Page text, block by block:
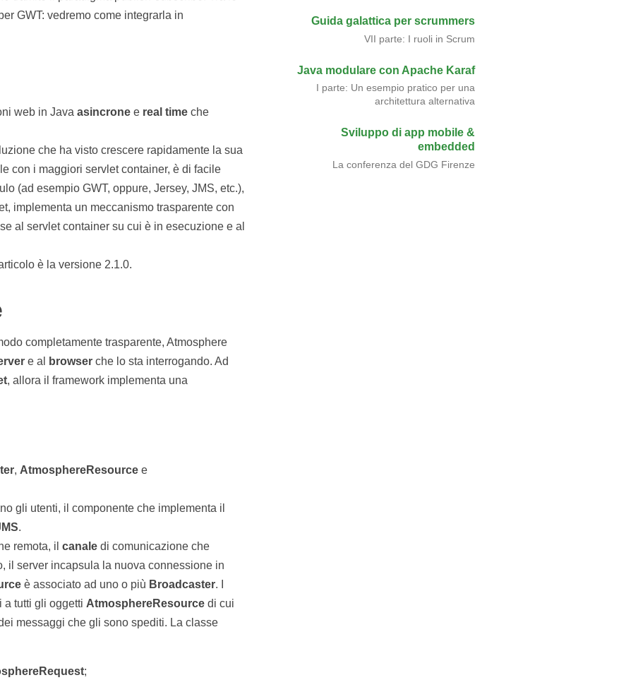
GWT: vedremo come integrarla in
web in Java asincrone e real time che
che ha visto crescere rapidamente la sua
con i maggiori servlet container, è di facile
(ad esempio GWT, oppure, Jersey, JMS, etc.),
implementa un meccanismo trasparente con
al servlet container su cui è in esecuzione e al
è la versione 2.1.0.
completamente trasparente, Atmosphere
e al browser che lo sta interrogando. Ad
, allora il framework implementa una
, AtmosphereResource e
gli utenti, il componente che implementa il
.
remota, il canale di comunicazione che
il server incapsula la nuova connessione in
è associato ad uno o più Broadcaster. I
a tutti gli oggetti AtmosphereResource di cui
messaggi che gli sono spediti. La classe
;
Guida galattica per scrummers
VII parte: I ruoli in Scrum
Java modulare con Apache Karaf
I parte: Un esempio pratico per una
architettura alternativa
Sviluppo di app mobile &
embedded
La conferenza del GDG Firenze